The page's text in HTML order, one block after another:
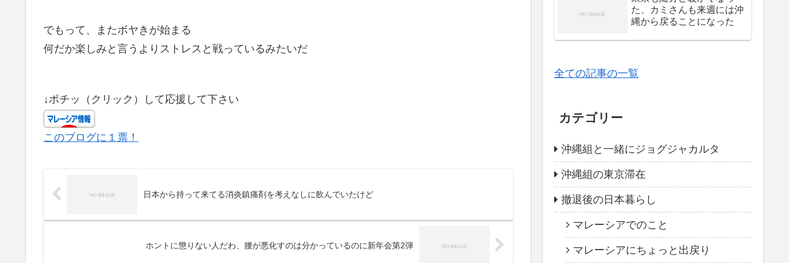
でもって、またボヤきが始まる
何だか楽しみと言うよりストレスと戦っているみたいだ
↓ポチッ（クリック）して応援して下さい
このブログに１票！
日本から持って来てる消炎鎮痛剤を考えなしに飲んでいたけど
ホントに懲りない人だわ、腰が悪化すのは分かっているのに新年会第2弾
た、カミさんも来週には沖
縄から戻ることになった
全ての記事の一覧
カテゴリー
沖縄組と一緒にジョグジャカルタ
沖縄組の東京滞在
撤退後の日本暮らし
マレーシアでのこと
マレーシアにちょっと出戻り